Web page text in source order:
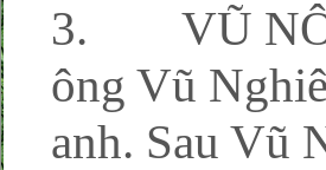
3. VŨ
ông Vũ
anh. Sau Vũ